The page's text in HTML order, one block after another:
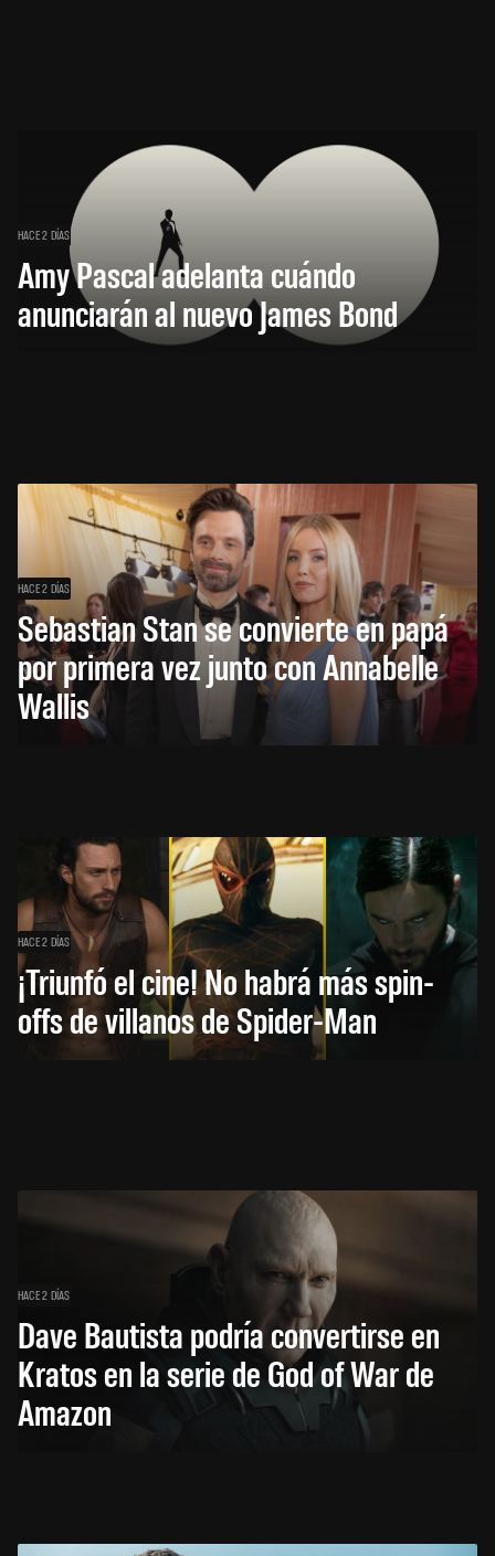
HACE 2 DÍAS
Amy Pascal adelanta cuándo
anunciarán al nuevo James Bond
HACE 2 DÍAS
Sebastian Stan se convierte en papá
por primera vez junto con Annabelle
Wallis
HACE 2 DÍAS
¡Triunfó el cine! No habrá más spin-
offs de villanos de Spider-Man
HACE 2 DÍAS
Dave Bautista podría convertirse en
Kratos en la serie de God of War de
Amazon